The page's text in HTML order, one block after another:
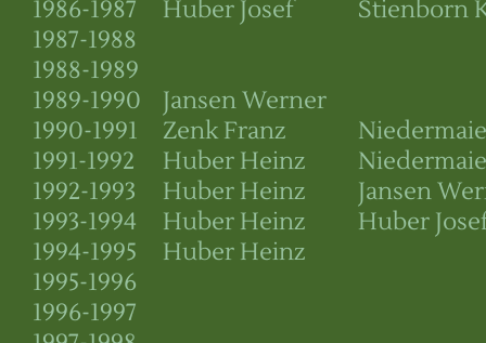
1986-1987
1987-1988
1988-1989
1989-1990
1990-1991
1991-1992
1992-1993
1993-1994
1994-1995
1995-1996
1996-1997
Huber Josef
Jansen Werner
Zenk Franz
Huber Heinz
Huber Heinz
Huber Heinz
Huber Heinz
Stienborn
Jansen
Huber